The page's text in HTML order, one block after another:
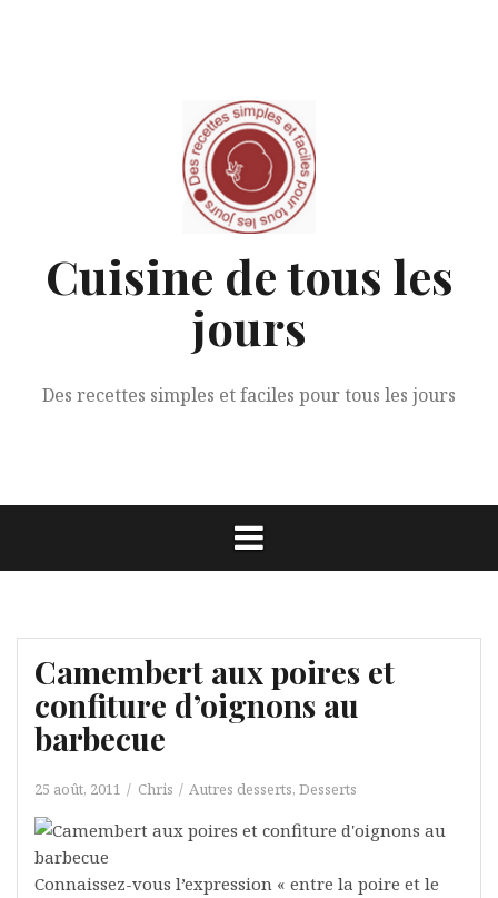
Cuisine de tous les
jours
Des recettes simples et faciles pour tous les jours
Camembert aux poires et
confiture d’oignons au
barbecue
25 août, 2011 Chris Autres desserts, Desserts
Connaissez-vous l’expression « entre la poire et le